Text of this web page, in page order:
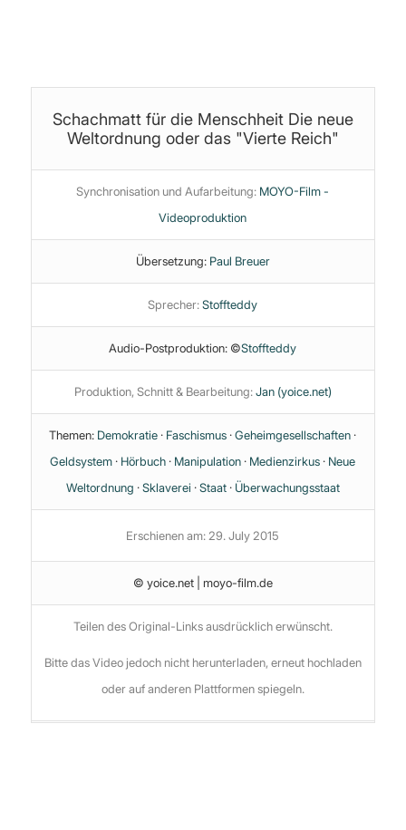
Schachmatt für die Menschheit Die neue
Weltordnung oder das "Vierte Reich"
Synchronisation und Aufarbeitung: MOYO-Film -
Videoproduktion
Übersetzung: Paul Breuer
Sprecher:Stoffteddy
Audio-Postproduktion: ©Stoffteddy
Produktion, Schnitt & Bearbeitung:Jan (yoice.net)
Themen: Demokratie · Faschismus ·Geheimgesellschaften ·
Geldsystem · Hörbuch · Manipulation · Medienzirkus · Neue
Weltordnung ·Sklaverei ·Staat· Überwachungsstaat
Erschienen am: 29. July 2015
© yoice.net | moyo-film.de
Teilen des Original-Links ausdrücklich erwünscht.
Bitte das Video jedoch nicht herunterladen, erneut hochladen
oder auf anderen Plattformen spiegeln.